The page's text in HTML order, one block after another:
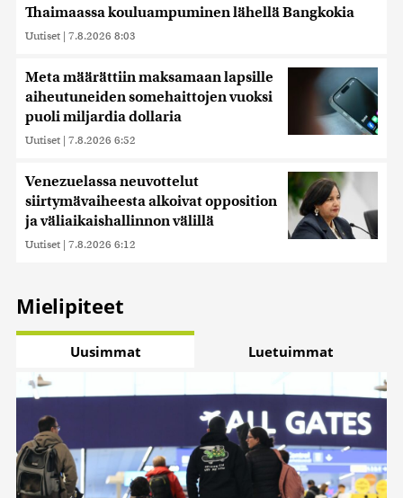
Thaimaassa kouluampuminen lähellä Bangkokia
Uutiset | 7.8.2026 8:03
Meta määrättiin maksamaan lapsille
aiheutuneiden somehaittojen vuoksi
puoli miljardia dollaria
Uutiset | 7.8.2026 6:52
Venezuelassa neuvottelut
siirtymävaiheesta alkoivat opposition
ja väliaikaishallinnon välillä
Uutiset | 7.8.2026 6:12
Mielipiteet
Uusimmat Luetuimmat